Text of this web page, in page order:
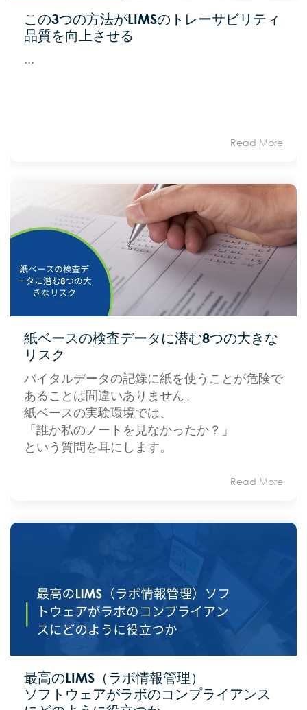
この3つの方法がLIMSのトレーサビリティ
品質を向上させる
...
Read More
紙ベースの検査データに潜む8つの大きな
リスク
バイタルデータの記録に紙を使うことが危険で
あることは間違いありません。
紙ベースの実験環境では、
「誰か私のノートを見なかったか？」
という質問を耳にします。
Read More
最高のLIMS（ラボ情報管理）
ソフトウェアがラボのコンプライアンス